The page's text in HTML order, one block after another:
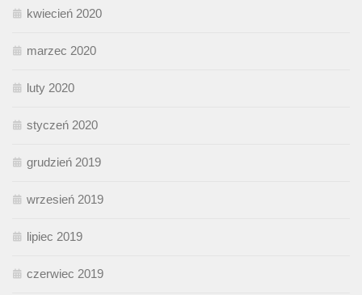
kwiecień 2020
marzec 2020
luty 2020
styczeń 2020
grudzień 2019
wrzesień 2019
lipiec 2019
czerwiec 2019